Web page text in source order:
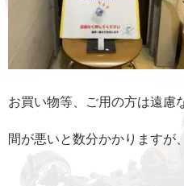
お買い物等、ご用の方は遠慮
間が悪いと数分かかりますが